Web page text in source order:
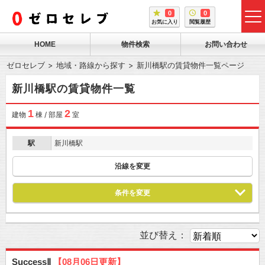
0
お気に入り
0
閲覧履歴
HOME 物件検索 お問い合わせ
ゼロセレブ 地域・路線から探す 新川橋駅の賃貸物件一覧ページ
新川橋駅の賃貸物件一覧
建物 1棟 / 部屋 2室
駅 新川橋駅
沿線を変更
条件を変更
並び替え：
SuccessⅡ 【08月06日更新】